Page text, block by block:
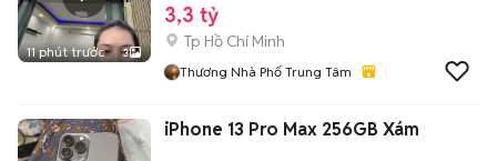
11 phút trước 3
3,3 tỷ
Tp Hồ Chí Minh
Thương Nhà Phố Trung Tâm
iPhone 13 Pro Max 256GB Xám